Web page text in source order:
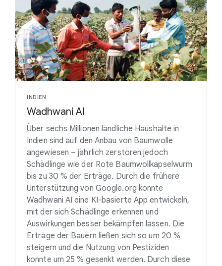
INDIEN
Wadhwani AI
Über sechs Millionen ländliche Haushalte in
Indien sind auf den Anbau von Baumwolle
angewiesen – jährlich zerstören jedoch
Schädlinge wie der Rote Baumwollkapselwurm
bis zu 30 % der Erträge. Durch die frühere
Unterstützung von Google.org konnte
Wadhwani AI eine KI-basierte App entwickeln,
mit der sich Schädlinge erkennen und
Auswirkungen besser bekämpfen lassen. Die
Erträge der Bauern ließen sich so um 20 %
steigern und die Nutzung von Pestiziden
konnte um 25 % gesenkt werden. Durch diese